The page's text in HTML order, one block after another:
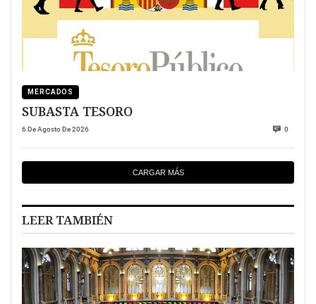
MERCADOS
SUBASTA TESORO
6 De Agosto De 2026 0
CARGAR MÁS
LEER TAMBIÉN